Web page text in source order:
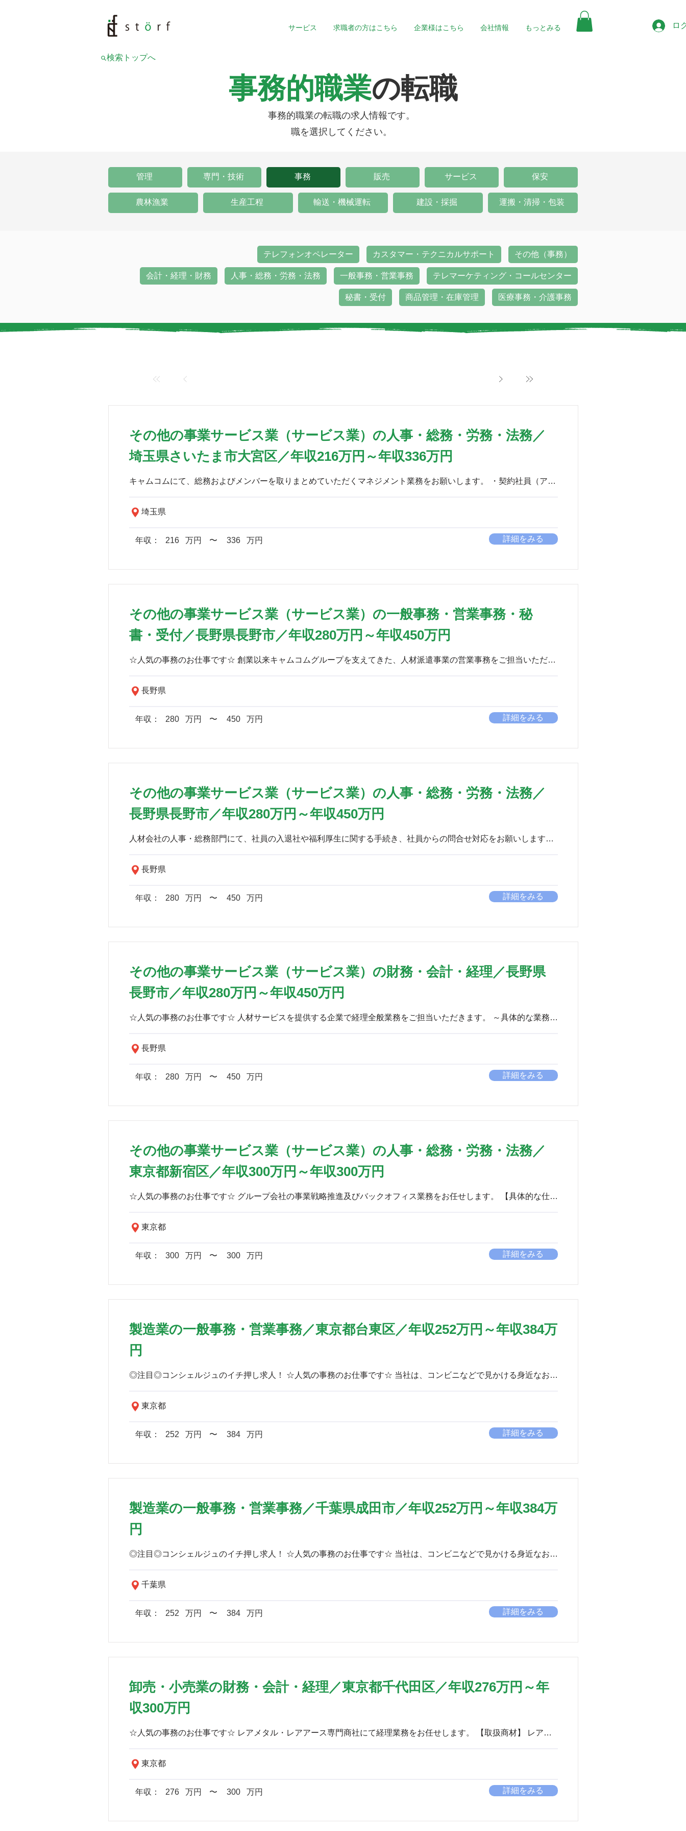
サービス 求職者の方はこちら 企業様はこちら 会社情報 もっとみる ロ
検索トップへ
事務的職業の転職
事務的職業の転職の求人情報です。
職を選択してください。
管理 専門・技術 事務 販売 サービス 保安
農林漁業 生産工程 輸送・機械運転 建設・採掘 運搬・清掃・包装
その他（事務）
カスタマー・テクニカルサポート
テレフォンオペレーター
テレマーケティング・コールセンター
一般事務・営業事務
人事・総務・労務・法務
会計・経理・財務
医療事務・介護事務
商品管理・在庫管理
秘書・受付
その他の事業サービス業（サービス業）の人事・総務・労務・法務／
埼玉県さいたま市大宮区／年収216万円～年収336万円
埼玉県
年収： 216 万円 ​〜 336 万円 詳細をみる
その他の事業サービス業（サービス業）の一般事務・営業事務・秘
書・受付／長野県長野市／年収280万円～年収450万円
長野県
年収： 280 万円 ​〜 450 万円 詳細をみる
その他の事業サービス業（サービス業）の人事・総務・労務・法務／
長野県長野市／年収280万円～年収450万円
長野県
年収： 280 万円 ​〜 450 万円 詳細をみる
その他の事業サービス業（サービス業）の財務・会計・経理／長野県
長野市／年収280万円～年収450万円
長野県
年収： 280 万円 ​〜 450 万円 詳細をみる
その他の事業サービス業（サービス業）の人事・総務・労務・法務／
東京都新宿区／年収300万円～年収300万円
東京都
年収： 300 万円 ​〜 300 万円 詳細をみる
製造業の一般事務・営業事務／東京都台東区／年収252万円～年収384万
円
東京都
年収： 252 万円 ​〜 384 万円 詳細をみる
製造業の一般事務・営業事務／千葉県成田市／年収252万円～年収384万
円
千葉県
年収： 252 万円 ​〜 384 万円 詳細をみる
卸売・小売業の財務・会計・経理／東京都千代田区／年収276万円～年
収300万円
東京都
年収： 276 万円 ​〜 300 万円 詳細をみる